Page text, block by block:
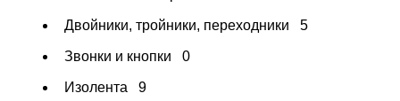
Двойники, тройники, переходники 5
Звонки и кнопки 0
Изолента 9